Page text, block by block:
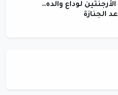
لوداع والده..
الجنازة